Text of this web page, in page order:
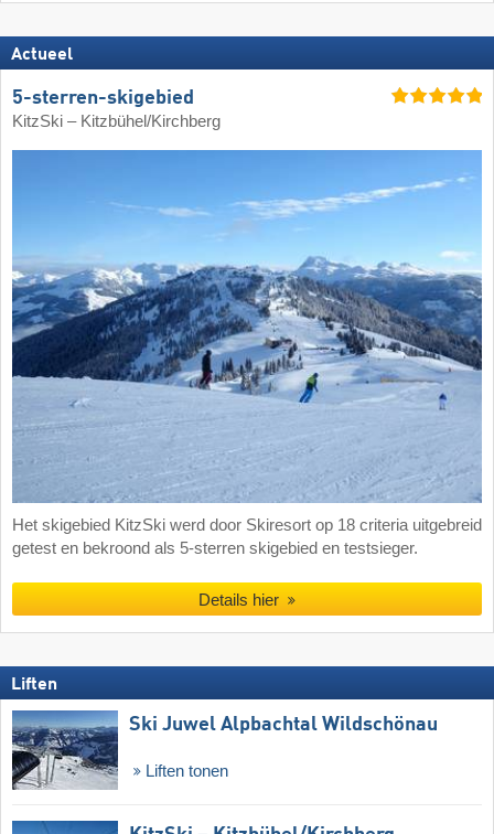
Actueel
5-sterren-skigebied
KitzSki – Kitzbühel/​Kirchberg
Het skigebied KitzSki werd door Skiresort op 18 criteria uitgebreid
getest en bekroond als 5-sterren skigebied en testsieger.
Details hier
Liften
Ski Juwel Alpbachtal Wildschönau
Liften tonen